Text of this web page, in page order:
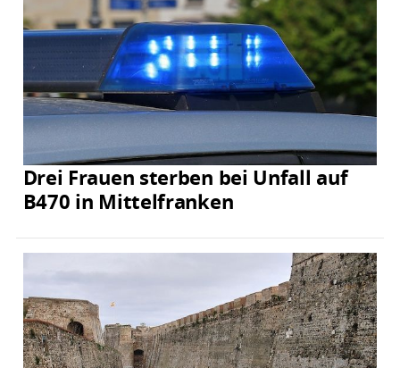
Drei Frauen sterben bei Unfall auf
B470 in Mittelfranken